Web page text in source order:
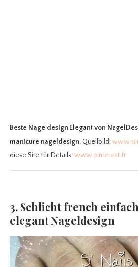
Beste Nageldesign Elegant von
manicure nageldesign. Quellbild:
diese Site für Details:www.pinterest.fr
3. Schlicht french
elegant Nageldesign